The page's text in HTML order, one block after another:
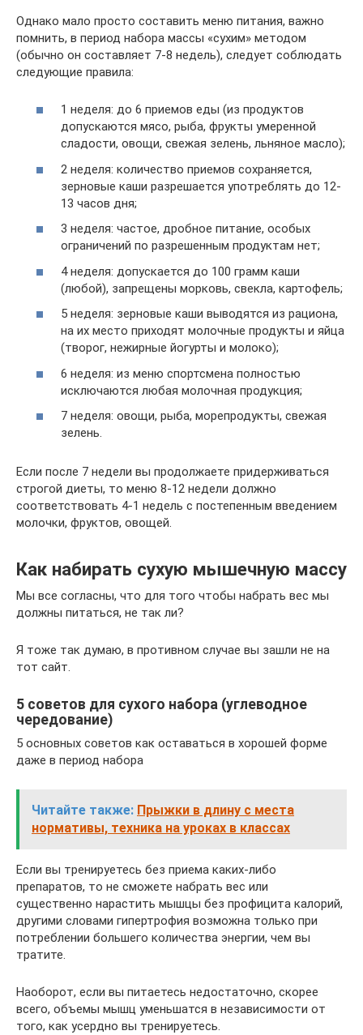
Однако мало просто составить меню питания, важно
помнить, в период набора массы «сухим» методом
(обычно он составляет 7-8 недель), следует соблюдать
следующие правила:
1 неделя: до 6 приемов еды (из продуктов
допускаются мясо, рыба, фрукты умеренной
сладости, овощи, свежая зелень, льняное масло);
2 неделя: количество приемов сохраняется,
зерновые каши разрешается употреблять до 12-
13 часов дня;
3 неделя: частое, дробное питание, особых
ограничений по разрешенным продуктам нет;
4 неделя: допускается до 100 грамм каши
(любой), запрещены морковь, свекла, картофель;
5 неделя: зерновые каши выводятся из рациона,
на их место приходят молочные продукты и яйца
(творог, нежирные йогурты и молоко);
6 неделя: из меню спортсмена полностью
исключаются любая молочная продукция;
7 неделя: овощи, рыба, морепродукты, свежая
зелень.
Если после 7 недели вы продолжаете придерживаться
строгой диеты, то меню 8-12 недели должно
соответствовать 4-1 недель с постепенным введением
молочки, фруктов, овощей.
Как набирать сухую мышечную массу
Мы все согласны, что для того чтобы набрать вес мы
должны питаться, не так ли?
Я тоже так думаю, в противном случае вы зашли не на
тот сайт.
5 советов для сухого набора (углеводное
чередование)
5 основных советов как оставаться в хорошей форме
даже в период набора
Читайте также: Прыжки в длину с места
нормативы, техника на уроках в классах
Если вы тренируетесь без приема каких-либо
препаратов, то не сможете набрать вес или
существенно нарастить мышцы без профицита калорий,
другими словами гипертрофия возможна только при
потреблении большего количества энергии, чем вы
тратите.
Наоборот, если вы питаетесь недостаточно, скорее
всего, объемы мышц уменьшатся в независимости от
того, как усердно вы тренируетесь.